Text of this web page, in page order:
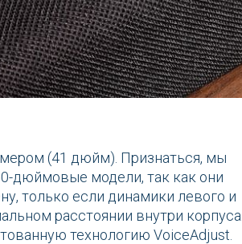
(41 дюйм). Признаться, мы
дюймовые модели, так как они
только если динамики левого и
расстоянии внутри корпуса.
технологию VoiceAdjust.